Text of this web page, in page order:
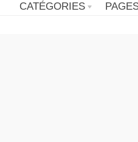
CATÉGORIES